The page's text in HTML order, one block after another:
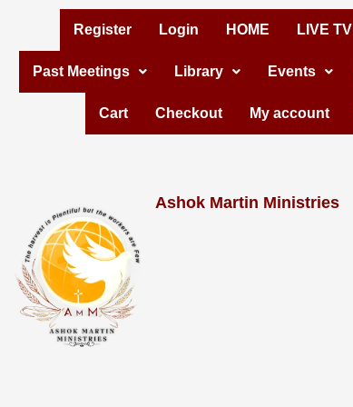
content
Register Login HOME LIVE TV
Past Meetings Library Events
Cart Checkout My account
Ashok Martin Ministries